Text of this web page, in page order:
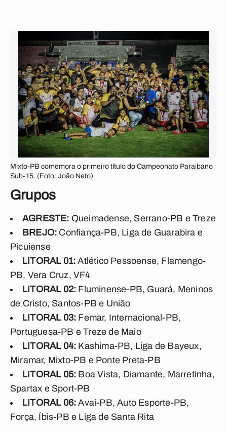
Mixto-PB comemora o primeiro título do Campeonato Paraibano
Sub-15. (Foto: João Neto)
Grupos
AGRESTE: Queimadense, Serrano-PB e Treze
BREJO: Confiança-PB, Liga de Guarabira e
Picuiense
LITORAL 01: Atlético Pessoense, Flamengo-
PB, Vera Cruz, VF4
LITORAL 02: Fluminense-PB, Guará, Meninos
de Cristo, Santos-PB e União
LITORAL 03: Femar, Internacional-PB,
Portuguesa-PB e Treze de Maio
LITORAL 04: Kashima-PB, Liga de Bayeux,
Miramar, Mixto-PB e Ponte Preta-PB
LITORAL 05: Boa Vista, Diamante, Marretinha,
Spartax e Sport-PB
LITORAL 06:Avaí-PB, Auto Esporte-PB,
Força, Íbis-PB e Liga de Santa Rita